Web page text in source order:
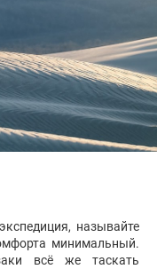
называйте
минимальный.
всё же таскать